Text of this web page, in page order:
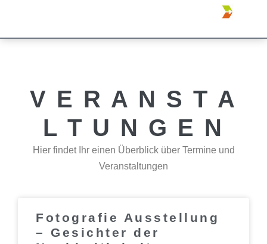
V E R A N S T A
L T U N G E N
Hier findet Ihr einen Überblick über Termine und
Veranstaltungen
Fotografie Ausstellung
– Gesichter der